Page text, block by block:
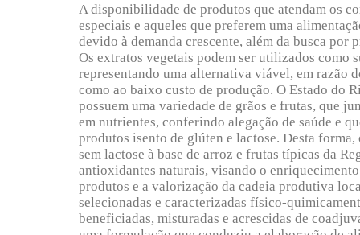
A disponibilidade de produtos que atendam os
especiais e aqueles que preferem uma
devido à demanda crescente, além da busca
Os extratos vegetais podem ser utilizados como
representando uma alternativa viável, em razão
como ao baixo custo de produção. O Estado do
possuem uma variedade de grãos e frutas, que
em nutrientes, conferindo alegação de saúde e
produtos isento de glúten e lactose. Desta
sem lactose à base de arroz e frutas típicas da
antioxidantes naturais, visando o
produtos e a valorização da cadeia produtiva
selecionadas e caracterizadas físico-
beneficiadas, misturadas e acrescidas de